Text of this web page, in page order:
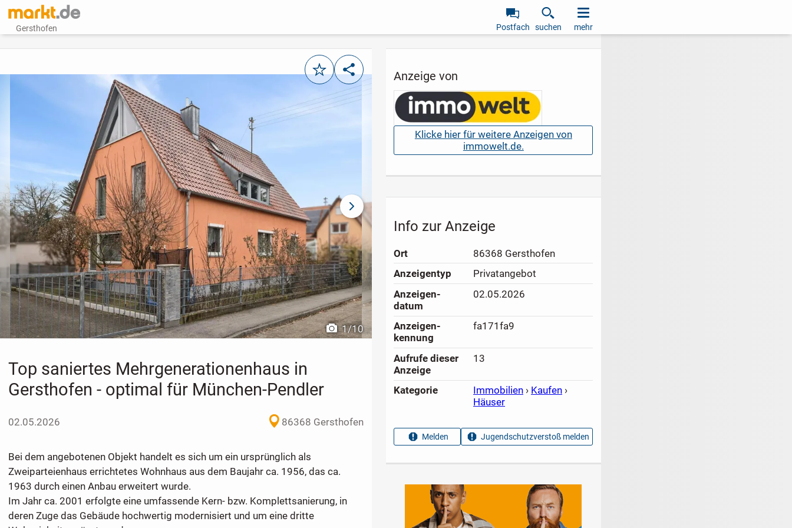
Gersthofen Postfach suchen mehr
MerkenTeilen
vorheriges Bild
1/10
nächstes Bild
Top saniertes Mehrgenerationenhaus in
Gersthofen - optimal für München-Pendler
02.05.2026 86368 Gersthofen
Bei dem angebotenen Objekt handelt es sich um ein ursprünglich als
Zweiparteienhaus errichtetes Wohnhaus aus dem Baujahr ca. 1956, das ca.
1963 durch einen Anbau erweitert wurde.
Im Jahr ca. 2001 erfolgte eine umfassende Kern- bzw. Komplettsanierung, in
deren Zuge das Gebäude hochwertig modernisiert und um eine dritte
Anzeige von
Klicke hier für weitere Anzeigen von
immowelt.de.
Info zur Anzeige
Ort
86368 Gersthofen
Anzeigen­typ
Privatangebot
Anzeigen­
datum
02.05.2026
Anzeigen­
kennung
fa171fa9
Aufrufe dieser
Anzeige
13
Kategorie Immobilien › Kaufen ›
Häuser
Melden Jugendschutzverstoß melden